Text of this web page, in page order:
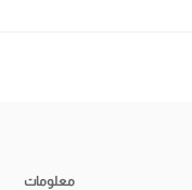
معلومات